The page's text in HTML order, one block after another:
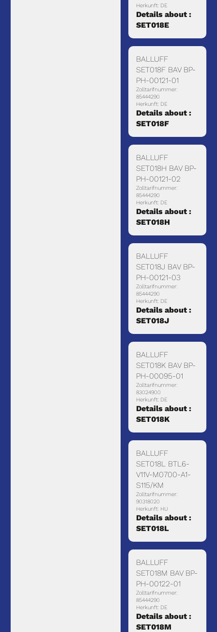
Herkunft: DE
Details about :
SET018E
BALLUFF
SET018F BAV BP-
PH-00121-01
Zolltarifnummer:
85444290
Herkunft: DE
Details about :
SET018F
BALLUFF
SET018H BAV BP-
PH-00121-02
Zolltarifnummer:
85444290
Herkunft: DE
Details about :
SET018H
BALLUFF
SET018J BAV BP-
PH-00121-03
Zolltarifnummer:
85444290
Herkunft: DE
Details about :
SET018J
BALLUFF
SET018K BAV BP-
PH-00095-01
Zolltarifnummer:
83024900
Herkunft: DE
Details about :
SET018K
BALLUFF
SET018L BTL6-
V11V-M0700-A1-
S115/KM
Zolltarifnummer:
90318020
Herkunft: HU
Details about :
SET018L
BALLUFF
SET018M BAV BP-
PH-00122-01
Zolltarifnummer:
85444290
Herkunft: DE
Details about :
SET018M